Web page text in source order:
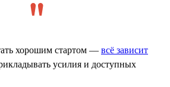
хорошим стартом — всё зависит
усилия и доступных